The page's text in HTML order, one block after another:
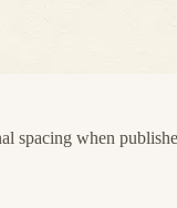
spacing when